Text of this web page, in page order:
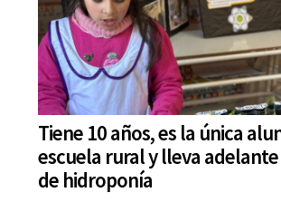
Tiene 10 años, es la única
escuela rural y lleva
de hidroponía